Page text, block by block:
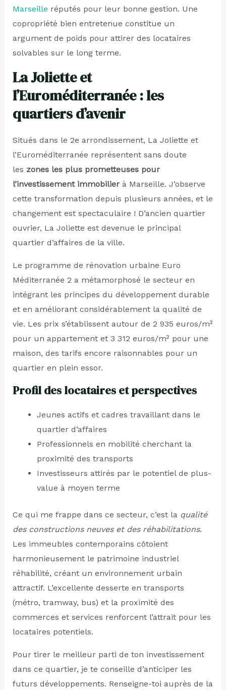
Marseille réputés pour leur bonne gestion. Une
copropriété bien entretenue constitue un
argument de poids pour attirer des locataires
solvables sur le long terme.
La Joliette et
l’Euroméditerranée : les
quartiers d’avenir
Situés dans le 2e arrondissement, La Joliette et
l’Euroméditerranée représentent sans doute
les zones les plus prometteuses pour
l’investissement immobilierà Marseille. J’observe
cette transformation depuis plusieurs années, et le
changement est spectaculaire ! D’ancien quartier
ouvrier, La Joliette est devenue le principal
quartier d’affaires de la ville.
Le programme de rénovation urbaine Euro
Méditerranée 2 a métamorphosé le secteur en
intégrant les principes du développement durable
et en améliorant considérablement la qualité de
vie. Les prix s’établissent autour de 2 935 euros/m²
pour un appartement et 3 312 euros/m² pour une
maison, des tarifs encore raisonnables pour un
quartier en plein essor.
Profil des locataires et perspectives
Jeunes actifs et cadres travaillant dans le
quartier d’affaires
Professionnels en mobilité cherchant la
proximité des transports
Investisseurs attirés par le potentiel de plus-
value à moyen terme
Ce qui me frappe dans ce secteur, c’est la qualité
des constructions neuves et des réhabilitations.
Les immeubles contemporains côtoient
harmonieusement le patrimoine industriel
réhabilité, créant un environnement urbain
attractif. L’excellente desserte en transports
(métro, tramway, bus) et la proximité des
commerces et services renforcent l’attrait pour les
locataires potentiels.
Pour tirer le meilleur parti de ton investissement
dans ce quartier, je te conseille d’anticiper les
futurs développements. Renseigne-toi auprès de la